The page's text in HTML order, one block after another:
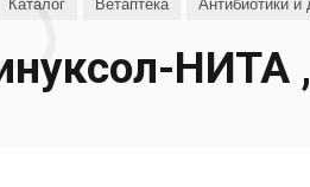
Каталог Ветаптека Антибиотики и
НИТА